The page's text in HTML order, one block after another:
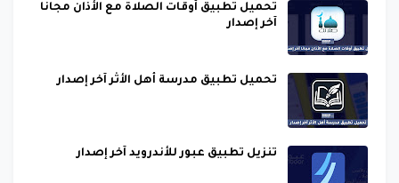
تحميل تطبيق أوقات الصلاة مع الأذان مجانا
آخر إصدار
تحميل تطبيق مدرسة أهل الأثر آخر إصدار
تنزيل تطبيق عبور للأندرويد آخر إصدار